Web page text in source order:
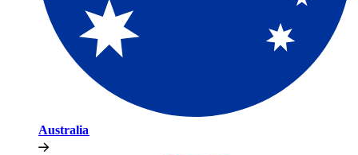
Australia​​